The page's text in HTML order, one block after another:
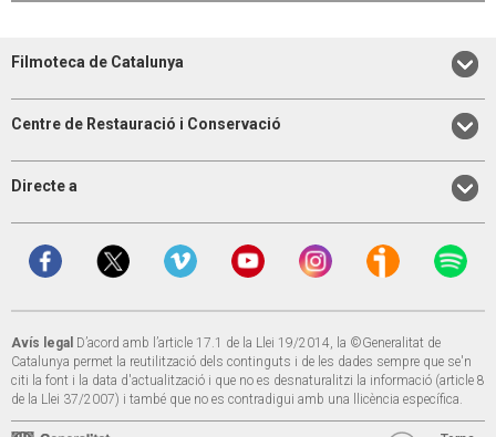
Filmoteca de Catalunya
Centre de Restauració i Conservació
Directe a
Avís legal D’acord amb l’article 17.1 de la Llei 19/2014, la ©Generalitat de
Catalunya permet la reutilització dels continguts i de les dades sempre que se'n
citi la font i la data d'actualització i que no es desnaturalitzi la informació (article 8
de la Llei 37/2007) i també que no es contradigui amb una llicència específica.